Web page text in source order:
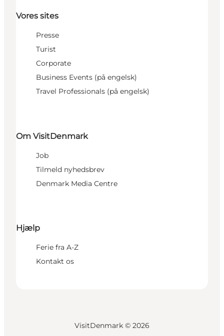
Vores sites
Presse
Turist
Corporate
Business Events (på engelsk)
Travel Professionals (på engelsk)
Om VisitDenmark
Job
Tilmeld nyhedsbrev
Denmark Media Centre
Hjælp
Ferie fra A-Z
Kontakt os
VisitDenmark © 2026